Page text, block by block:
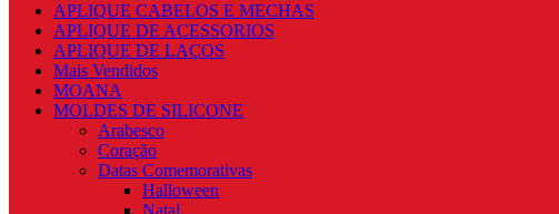
APLIQUE CABELOS E MECHAS
APLIQUE DE ACESSORIOS
APLIQUE DE LAÇOS
Mais Vendidos
MOANA
MOLDES DE SILICONE
Arabesco
Coração
Datas Comemorativas
Halloween
Natal